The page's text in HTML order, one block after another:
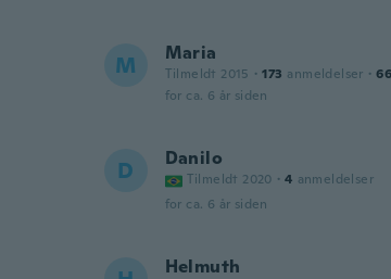
M Maria
Tilmeldt 2015 · 173 anmeldelser · 66
for ca. 6 år siden
D Danilo
Tilmeldt 2020 · 4 anmeldelser
for ca. 6 år siden
Helmuth